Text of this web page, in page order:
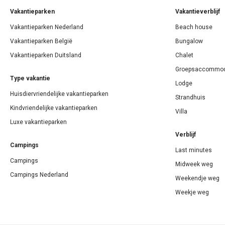
Vakantieparken
Vakantieparken Nederland
Vakantieparken België
Vakantieparken Duitsland
Type vakantie
Huisdiervriendelijke vakantieparken
Kindvriendelijke vakantieparken
Luxe vakantieparken
Campings
Campings
Campings Nederland
Vakantieverblijf
Beach house
Bungalow
Chalet
Lodge
Strandhuis
Villa
Verblijf
Last minutes
Midweek weg
Weekendje weg
Weekje weg